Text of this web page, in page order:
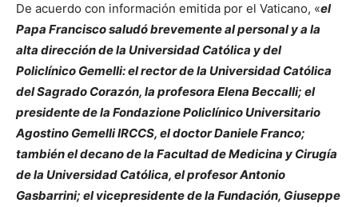
De acuerdo con información emitida por el Vaticano, «el
Papa Francisco saludó brevemente al personal y a la
alta dirección de la Universidad Católica y del
Policlínico Gemelli: el rector de la Universidad Católica
del Sagrado Corazón, la profesora Elena Beccalli; el
presidente de la Fondazione Policlínico Universitario
Agostino Gemelli IRCCS, el doctor Daniele Franco;
también el decano de la Facultad de Medicina y Cirugía
de la Universidad Católica, el profesor Antonio
Gasbarrini; el vicepresidente de la Fundación, Giuseppe